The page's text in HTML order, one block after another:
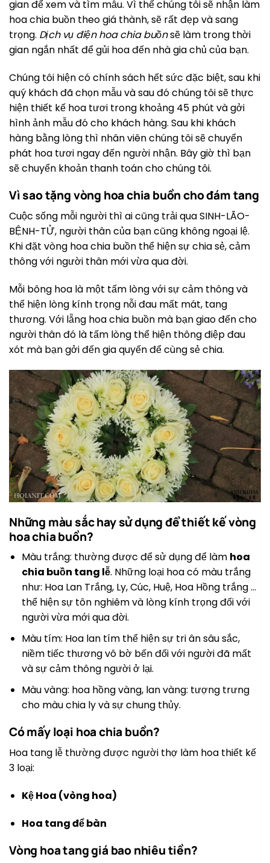
gian để xem và tìm mẫu. Vì thế chúng tôi sẽ nhận làm
hoa chia buồn theo giá thành, sẽ rất đẹp và sang
trọng. Dịch vụ điện hoa chia buồnsẽ làm trong thời
gian ngắn nhất để gủi hoa đến nhà gia chủ của bạn.
Chúng tôi hiện có chính sách hết sức đặc biệt, sau khi
quý khách đã chọn mẫu và sau đó chúng tôi sẽ thực
hiện thiết kế hoa tươi trong khoảng 45 phút và gởi
hình ảnh mẫu đó cho khách hàng. Sau khi khách
hàng bằng lòng thì nhân viên chúng tôi sẽ chuyển
phát hoa tươi ngay đến người nhận. Bây giờ thì bạn
sẽ chuyển khoản thanh toán cho chúng tôi.
Vì sao tặng vòng hoa chia buồn cho đám tang
Cuộc sống mỗi người thì ai cũng trải qua SINH-LÃO-
BỆNH-TỬ, người thân của bạn cũng không ngoại lệ.
Khi đặt vòng hoa chia buồn thể hiện sự chia sẻ, cảm
thông với người thân mới vừa qua đời.
Mỗi bông hoa là một tấm lòng với sự cảm thông và
thể hiện lòng kính trọng nỗi đau mất mát, tang
thương. Với lẵng hoa chia buồn mà bạn giao đến cho
người thân đó là tấm lòng thể hiện thông điệp đau
xót mà bạn gởi đến gia quyến để cùng sẻ chia.
Những màu sắc hay sử dụng để thiết kế vòng
hoa chia buồn?
Màu trắng: thường được để sử dụng để làm hoa
chia buồn tang lễ. Những loại hoa có màu trắng
như: Hoa Lan Trắng, Ly, Cúc, Huệ, Hoa Hồng trắng …
thể hiện sự tôn nghiêm và lòng kính trọng đối với
người vừa mới qua đời.
Màu tím: Hoa lan tím thể hiện sự tri ân sâu sắc,
niềm tiếc thương vô bờ bến đối với người đã mất
và sự cảm thông người ở lại.
Màu vàng: hoa hồng vàng, lan vàng: tượng trưng
cho màu chia ly và sự chung thủy.
Có mấy loại hoa chia buồn?
Hoa tang lễ thường được người thợ làm hoa thiết kế
3 loại:
Kệ Hoa (vòng hoa)
Hoa tang để bàn
Vòng hoa tang giá bao nhiêu tiền?